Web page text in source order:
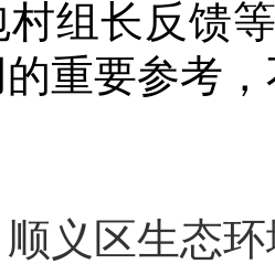
村组长反馈
重要参考
顺义区生态